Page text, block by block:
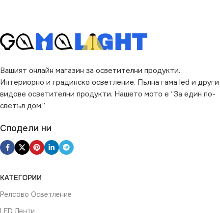
Вашият онлайн магазин за осветителни продукти.
Интериорно и градинско осветление. Пълна гама led и други
видове осветителни продукти. Нашето мото е “За един по-
светъл дом.”
Сподели ни
КАТЕГОРИИ
Релсово Осветление